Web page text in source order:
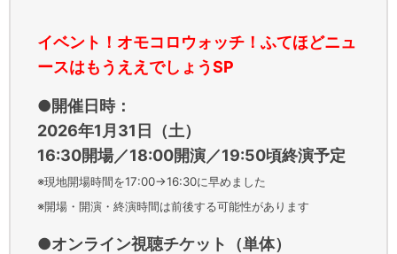
イベント！オモコロウォッチ！ふてほどニュ
ースはもうええでしょうSP
●開催日時：
2026年1月31日（土）
16:30開場／18:00開演／19:50頃終演予定
※現地開場時間を17:00→16:30に早めました
※開場・開演・終演時間は前後する可能性があります
●オンライン視聴チケット（単体）